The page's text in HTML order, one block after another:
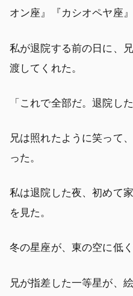
オン座』『カシオペヤ座
私が退院する前の日に、
渡してくれた。
「これで全部だ。退院し
兄は照れたように笑って
った。
私は退院した夜、初めて
を見た。
冬の星座が、東の空に低く
兄が指差した一等星が、